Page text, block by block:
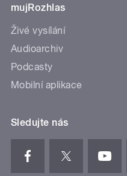
mujRozhlas
Živé vysílání
Audioarchiv
Podcasty
Mobilní aplikace
Sledujte nás